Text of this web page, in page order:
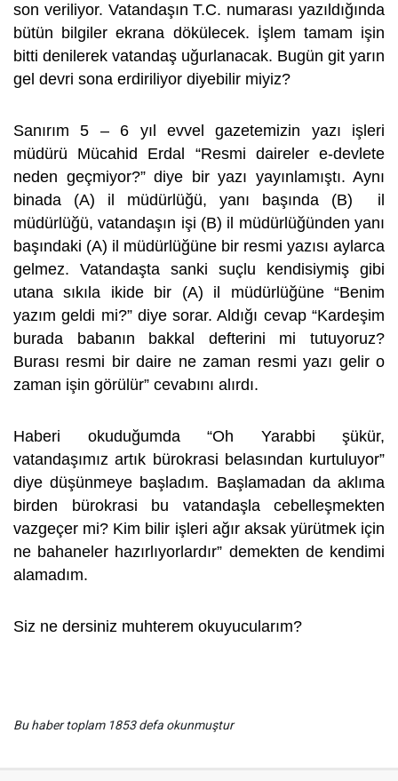
son veriliyor. Vatandaşın T.C. numarası yazıldığında
bütün bilgiler ekrana dökülecek. İşlem tamam işin
bitti denilerek vatandaş uğurlanacak. Bugün git yarın
gel devri sona erdiriliyor diyebilir miyiz?
Sanırım 5 – 6 yıl evvel gazetemizin yazı işleri
müdürü Mücahid Erdal “Resmi daireler e-devlete
neden geçmiyor?” diye bir yazı yayınlamıştı. Aynı
binada (A) il müdürlüğü, yanı başında (B) il
müdürlüğü, vatandaşın işi (B) il müdürlüğünden yanı
başındaki (A) il müdürlüğüne bir resmi yazısı aylarca
gelmez. Vatandaşta sanki suçlu kendisiymiş gibi
utana sıkıla ikide bir (A) il müdürlüğüne “Benim
yazım geldi mi?” diye sorar. Aldığı cevap “Kardeşim
burada babanın bakkal defterini mi tutuyoruz?
Burası resmi bir daire ne zaman resmi yazı gelir o
zaman işin görülür” cevabını alırdı.
Haberi okuduğumda “Oh Yarabbi şükür,
vatandaşımız artık bürokrasi belasından kurtuluyor”
diye düşünmeye başladım. Başlamadan da aklıma
birden bürokrasi bu vatandaşla cebelleşmekten
vazgeçer mi? Kim bilir işleri ağır aksak yürütmek için
ne bahaneler hazırlıyorlardır” demekten de kendimi
alamadım.
Siz ne dersiniz muhterem okuyucularım?
Bu haber toplam 1853 defa okunmuştur